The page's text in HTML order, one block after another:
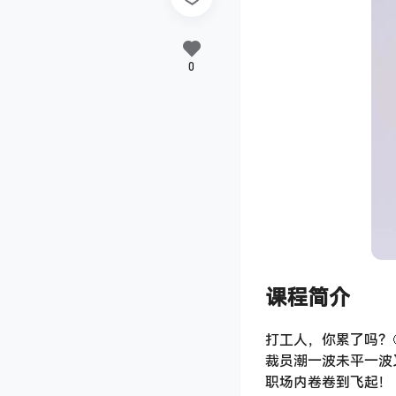
课程简介
打工人，你累了吗？
裁员潮一波未平一
职场内卷卷到飞起！
0